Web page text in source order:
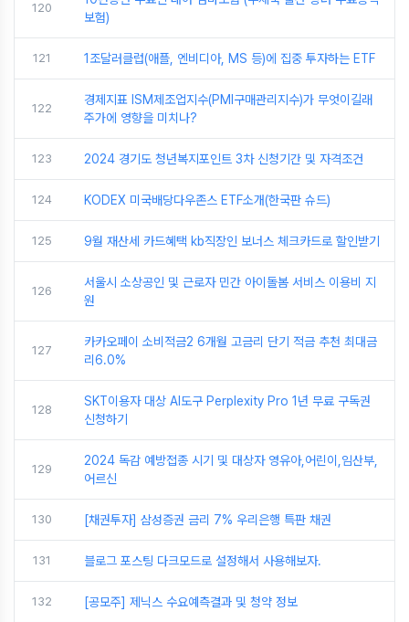
120
보험)
121 1조달러클럽(애플, 엔비디아, MS 등)에 집중 투자하는 ETF
122
경제지표 ISM제조업지수(PMI구매관리지수)가 무엇이길래
주가에 영향을 미치나?
123 2024 경기도 청년복지포인트 3차 신청기간 및 자격조건
124 KODEX 미국배당다우존스 ETF소개(한국판 슈드)
125 9월 재산세 카드혜택 kb직장인 보너스 체크카드로 할인받기
126
서울시 소상공인 및 근로자 민간 아이돌봄 서비스 이용비 지
원
127
카카오페이 소비적금2 6개월 고금리 단기 적금 추천 최대금
리6.0%
128
SKT이용자 대상 AI도구 Perplexity Pro 1년 무료 구독권
신청하기
129
2024 독감 예방접종 시기 및 대상자 영유아,어린이,임산부,
어르신
130 [채권투자] 삼성증권 금리 7% 우리은행 특판 채권
131 블로그 포스팅 다크모드로 설정해서 사용해보자.
132 [공모주] 제닉스 수요예측결과 및 청약 정보